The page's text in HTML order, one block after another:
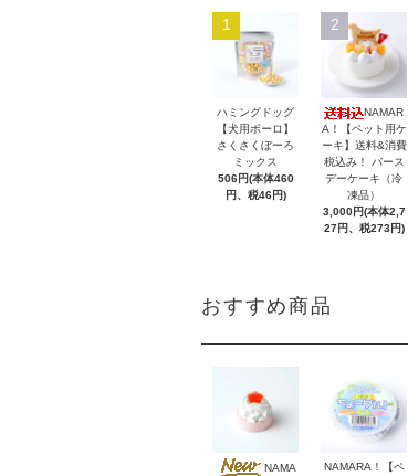
1
ハミングドッグ
【犬用ボーロ】
さくさくぼーろ
ミックス
506円(本体460
円、税46円)
2
NAMAR
A！【ペット用ケ
ーキ】送料&消費
税込み！ バース
デーケーキ（冷
凍品）
3,000円(本体2,7
27円、税273円)
おすすめ商品
NAMA
NAMARA！【ペ